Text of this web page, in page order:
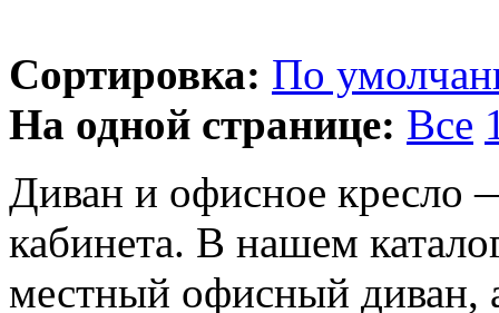
Сортировка: По
На одной странице: Все
Диван и офисное кресло
кабинета. В нашем
местный офисный диван,